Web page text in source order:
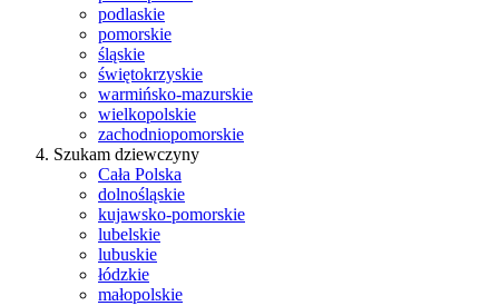
podlaskie
pomorskie
śląskie
świętokrzyskie
warmińsko-mazurskie
wielkopolskie
zachodniopomorskie
Szukam dziewczyny
Cała Polska
dolnośląskie
kujawsko-pomorskie
lubelskie
lubuskie
łódzkie
małopolskie